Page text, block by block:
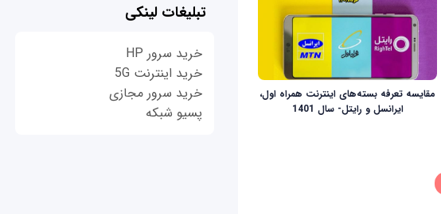
مقایسه تعرفه‌ بسته‌های اینترنت همراه‌ اول،
ایرانسل و رایتل- سال 1401
تبلیغات لینکی
خرید سرور HP
خرید اینترنت 5G
خرید سرور مجازی
پسیو شبکه